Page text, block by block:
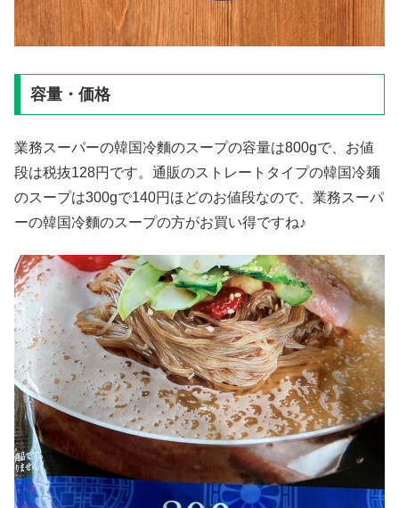
容量・価格
業務スーパーの韓国冷麵のスープの容量は800gで、お値
段は税抜128円です。通販のストレートタイプの韓国冷麺
のスープは300gで140円ほどのお値段なので、業務スーパ
ーの韓国冷麵のスープの方がお買い得ですね♪